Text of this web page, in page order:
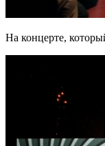
На концерте,